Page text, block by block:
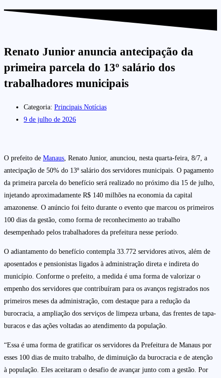
Renato Junior anuncia antecipação da
primeira parcela do 13º salário dos
trabalhadores municipais
Categoria: Principais Notícias
9 de julho de 2026
O prefeito de Manaus, Renato Junior, anunciou, nesta quarta-feira, 8/7, a
antecipação de 50% do 13º salário dos servidores municipais. O pagamento
da primeira parcela do benefício será realizado no próximo dia 15 de julho,
injetando aproximadamente R$ 140 milhões na economia da capital
amazonense. O anúncio foi feito durante o evento que marcou os primeiros
100 dias da gestão, como forma de reconhecimento ao trabalho
desempenhado pelos trabalhadores da prefeitura nesse período.
O adiantamento do benefício contempla 33.772 servidores ativos, além de
aposentados e pensionistas ligados à administração direta e indireta do
município. Conforme o prefeito, a medida é uma forma de valorizar o
empenho dos servidores que contribuíram para os avanços registrados nos
primeiros meses da administração, com destaque para a redução da
burocracia, a ampliação dos serviços de limpeza urbana, das frentes de tapa-
buracos e das ações voltadas ao atendimento da população.
“Essa é uma forma de gratificar os servidores da Prefeitura de Manaus por
esses 100 dias de muito trabalho, de diminuição da burocracia e de atenção
à população. Eles aceitaram o desafio de avançar junto com a gestão. Por